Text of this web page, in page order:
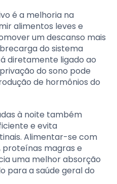
é a melhoria na
alimentos leves e
um descanso mais
do sistema
diretamente ligado ao
do sono pode
de hormônios do
à noite também
e evita
Alimentar-se com
magras e
uma melhor absorção
para a saúde geral do